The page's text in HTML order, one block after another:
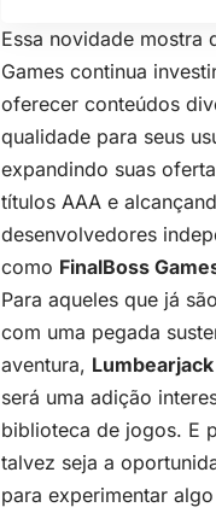
Essa novidade mostra
Games continua
oferecer conteúdos
qualidade para seus
expandindo suas
títulos AAA e
desenvolvedores
como FinalBoss
Para aqueles que já
com uma pegada
aventura, Lumbearjack
será uma adição
biblioteca de jogos. E
talvez seja a
para experimentar